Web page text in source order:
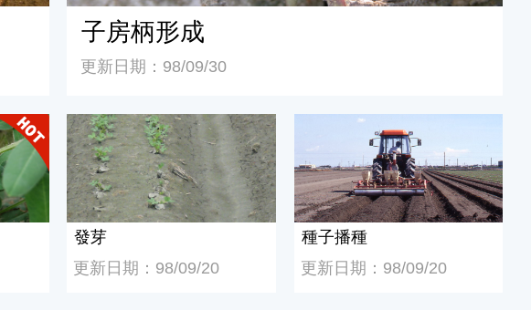
子房柄形成
更新日期：98/09/30
發芽
發芽
更新日期：98/09/20
種子播種
種子播種
更新日期：98/09/20